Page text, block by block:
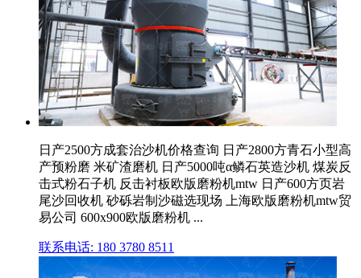
日产2500方成套治沙机价格查询 日产2800方青石小型高
产预粉磨 米矿渣磨机 日产5000吨α鳞石英造沙机 煤炭反
击式粉石子机 反击衬板欧版磨粉机mtw 日产600方页岩
尾沙回收机 砂砾岩制沙磁选现场 上海欧版磨粉机mtw贸
易公司 600x900欧版磨粉机 ...
联系电话: 180 3780 8511